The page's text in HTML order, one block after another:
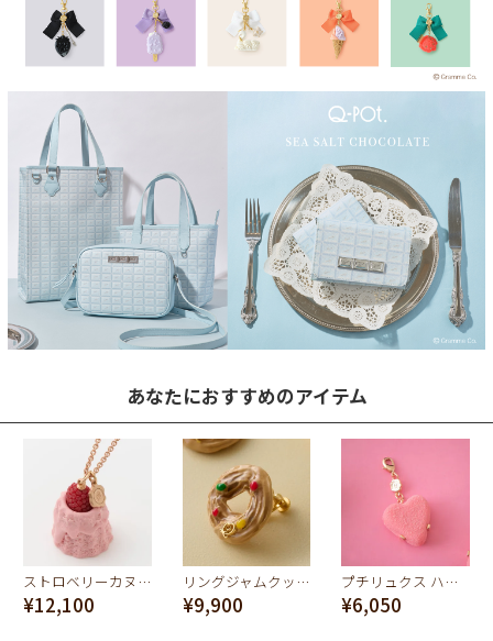
あなたにおすすめのアイテム
ストロベリーカヌレ ネックレス
¥12,100
リングジャムクッキー イヤリング
¥9,900
プチリュクス ハートショコラ チャーム
¥6,050